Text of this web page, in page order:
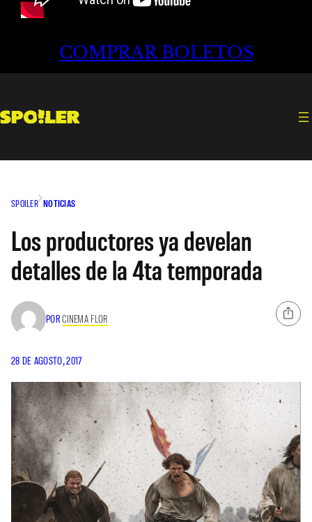
COMPRAR BOLETOS
SPOILER NOTICIAS
Los productores ya develan
detalles de la 4ta temporada
PORCINEMA FLOR
28 DE AGOSTO, 2017